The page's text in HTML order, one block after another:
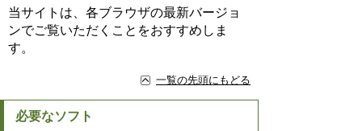
当サイトは、各ブラウザの最新バージョ
ンでご覧いただくことをおすすめしま
す。
一覧の先頭にもどる
必要なソフト